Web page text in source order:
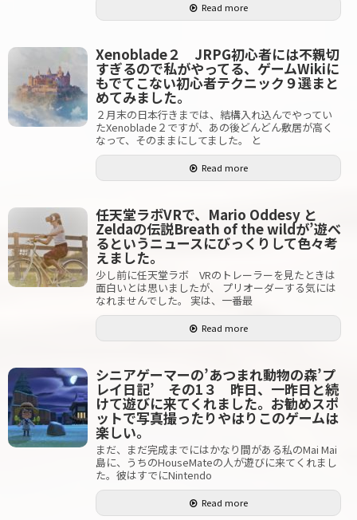
Read more
Xenoblade２ JRPG初心者には不親切
すぎるので私がやってる、ゲームWikiに
もでてこない初心者テクニック９選まと
めてみました。
２月末の日本行きまでは、結構入れ込んでやってい
たXenoblade２ですが、あの後どんどん敷居が高く
なって、そのままにしてました。 と
Read more
任天堂ラボVRで、Mario Oddesy と
Zeldaの伝説Breath of the wildが’遊べ
るというニュースにびっくりして色々考
えました。
少し前に任天堂ラボ VRのトレーラーを見たときは
面白いとは思いましたが、 プリオーダーする気には
なれませんでした。 実は、一番最
Read more
シニアゲーマーの’あつまれ動物の森’プ
レイ日記’ その1３ 昨日、一昨日と続
けて遊びに来てくれました。お勧めスポ
ットで写真撮ったりやはりこのゲームは
楽しい。
まだ、まだ完成までにはかなり間がある私のMai Mai
島に、うちのHouseMateの人が遊びに来てくれまし
た。彼はすでにNintendo
Read more